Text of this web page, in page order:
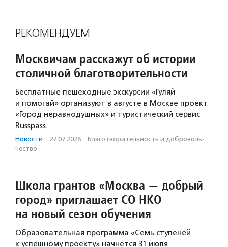
РЕКОМЕНДУЕМ
Москвичам расскажут об истории
столичной благотворительности
Бесплатные пешеходные экскурсии «Гуляй
и помогай» организуют в августе в Москве проект
«Город неравнодушных» и туристический сервис
Russpass.
Новости · 27.07.2026 · Благотвори­тель­ность и доброволь­
чест­во
Школа грантов «Москва — добрый
город» приглашает СО НКО
на новый сезон обучения
Образовательная программа «Семь ступеней
к успешному проекту» начнется 31 июля